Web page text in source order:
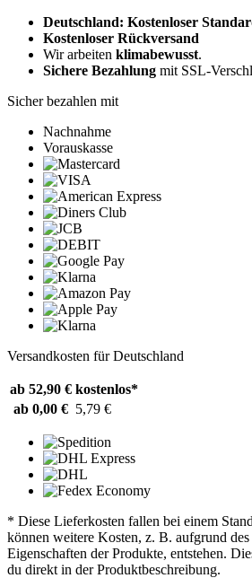
Deutschland: Kostenloser
Kostenloser Rückversand
Wir arbeiten klimabewusst.
Sichere Bezahlung mit SSL-
Sicher bezahlen mit
Nachnahme
Vorauskasse
Versandkosten für Deutschland
ab 52,90 € kostenlos*
ab 0,00 € 5,79 €
* Diese Lieferkosten fallen bei einem
können weitere Kosten, z. B. aufgrund
Eigenschaften der Produkte, entstehen.
du direkt in der Produktbeschreibung.